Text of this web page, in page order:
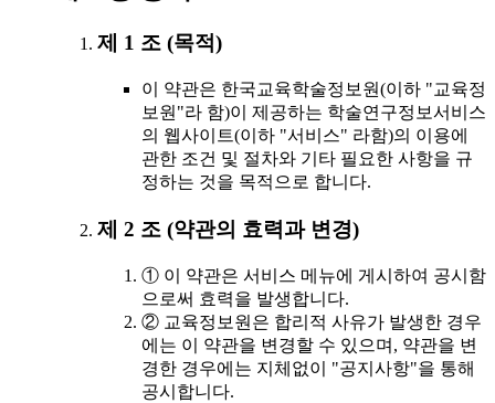
제 1 조 (목적)
이 약관은 한국교육학술정보원(이하 "교육정
보원"라 함)이 제공하는 학술연구정보서비스
의 웹사이트(이하 "서비스" 라함)의 이용에
관한 조건 및 절차와 기타 필요한 사항을 규
정하는 것을 목적으로 합니다.
제 2 조 (약관의 효력과 변경)
① 이 약관은 서비스 메뉴에 게시하여 공시함
으로써 효력을 발생합니다.
② 교육정보원은 합리적 사유가 발생한 경우
에는 이 약관을 변경할 수 있으며, 약관을 변
경한 경우에는 지체없이 "공지사항"을 통해
공시합니다.